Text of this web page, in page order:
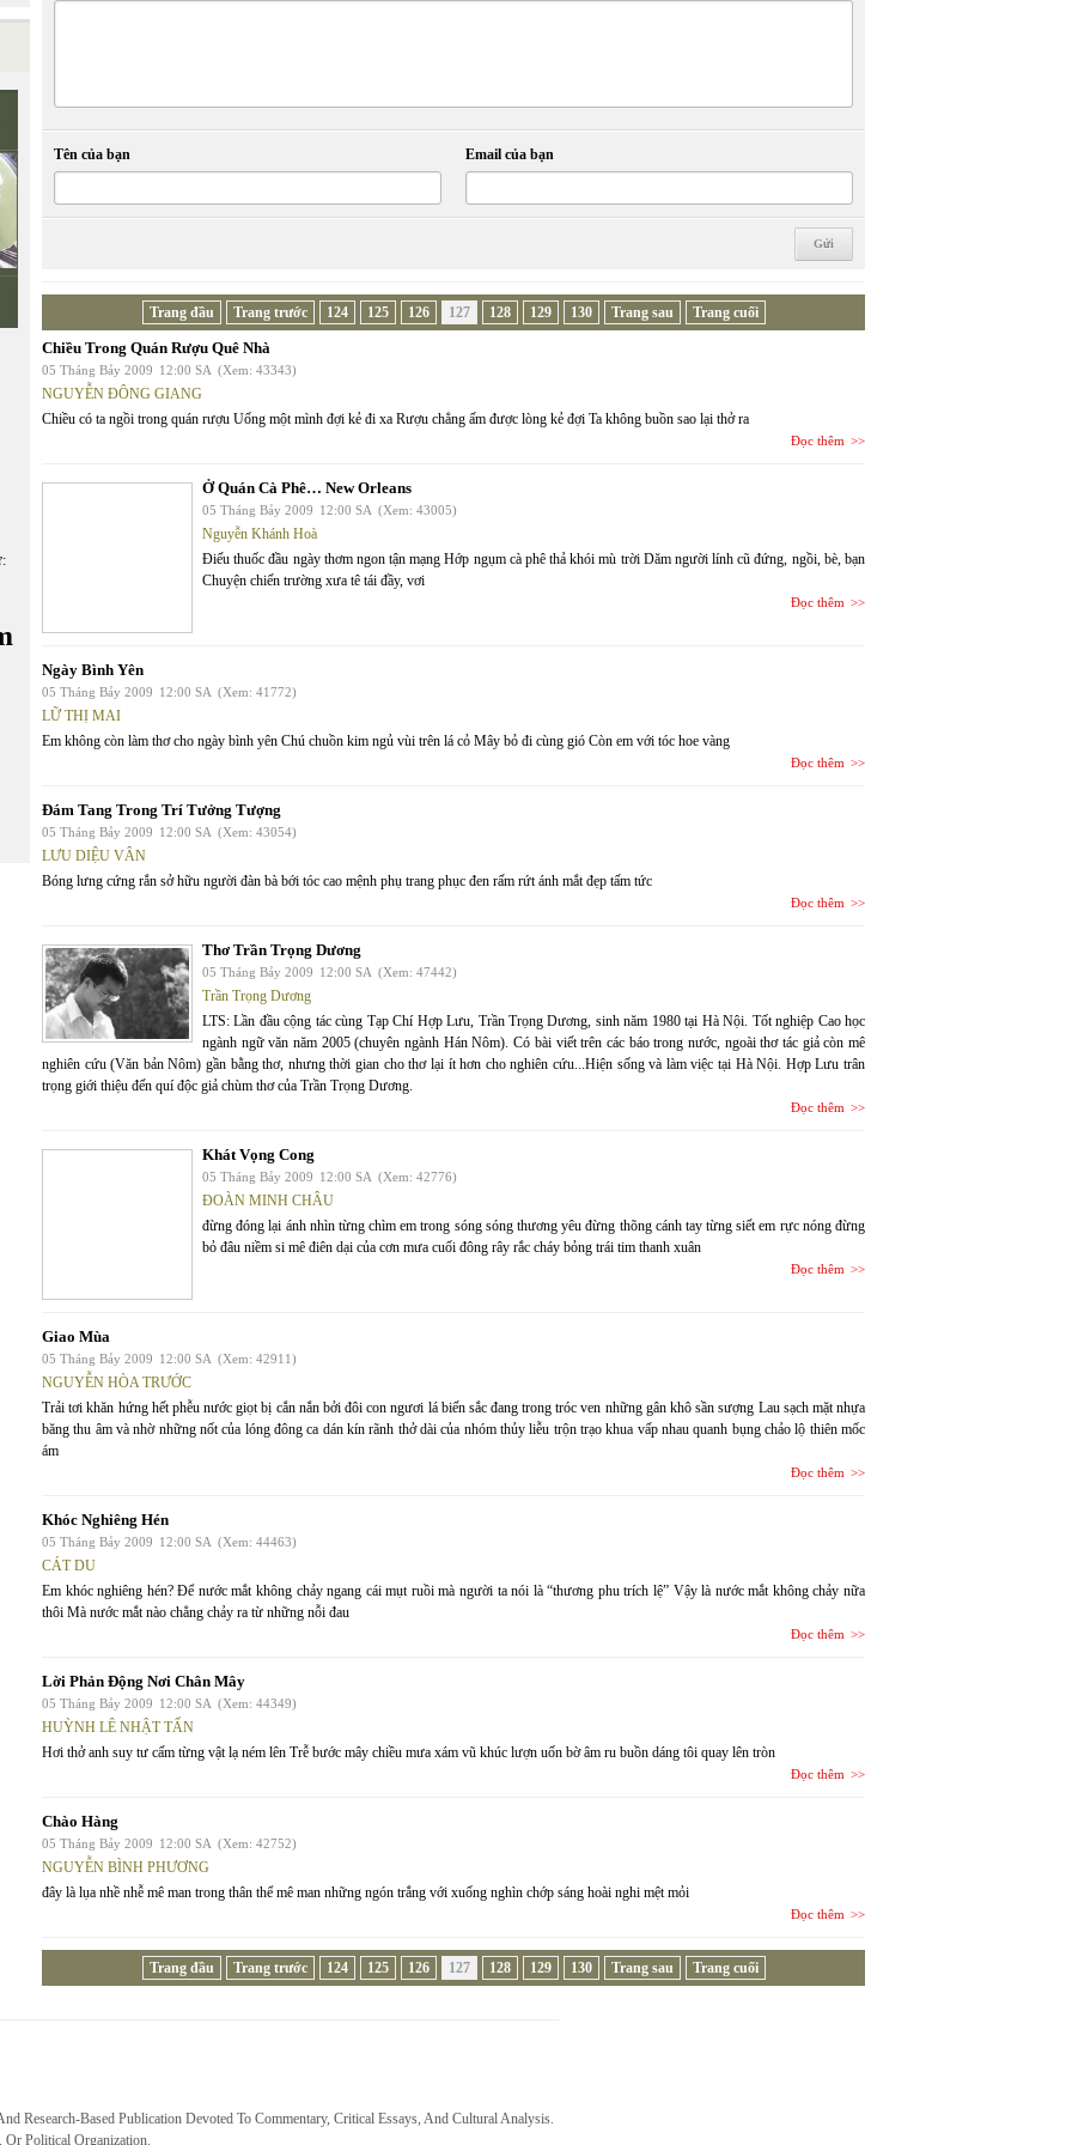
Tên của bạn Email của bạn
Trang đầu Trang trước 124 125 126 127 128 129 130 Trang sau Trang cuối
Chiều Trong Quán Rượu Quê Nhà
05 Tháng Bảy 2009 12:00 SA (Xem: 43343)
NGUYỄN ĐÔNG GIANG
Chiều có ta ngồi trong quán rượu Uống một mình đợi kẻ đi xa Rượu chẳng ấm được lòng kẻ đợi Ta không buồn sao lại thở ra
Đọc thêm
Ở Quán Cà Phê… New Orleans
05 Tháng Bảy 2009 12:00 SA (Xem: 43005)
Nguyễn Khánh Hoà
Điếu thuốc đầu ngày thơm ngon tận mạng Hớp ngụm cà phê thả khói mù trời Dăm người lính cũ đứng, ngồi, bè, bạn
Chuyện chiến trường xưa tê tái đầy, vơi
Đọc thêm
Ngày Bình Yên
05 Tháng Bảy 2009 12:00 SA (Xem: 41772)
LỮ THỊ MAI
Em không còn làm thơ cho ngày bình yên Chú chuồn kim ngủ vùi trên lá cỏ Mây bỏ đi cùng gió Còn em với tóc hoe vàng
Đọc thêm
Đám Tang Trong Trí Tưởng Tượng
05 Tháng Bảy 2009 12:00 SA (Xem: 43054)
LƯU DIỆU VÂN
Bóng lưng cứng rắn sở hữu người đàn bà bới tóc cao mệnh phụ trang phục đen rấm rứt ánh mắt đẹp tấm tức
Đọc thêm
Thơ Trần Trọng Dương
05 Tháng Bảy 2009 12:00 SA (Xem: 47442)
Trần Trọng Dương
LTS: Lần đầu cộng tác cùng Tạp Chí Hợp Lưu, Trần Trọng Dương, sinh năm 1980 tại Hà Nội. Tốt nghiệp Cao học
ngành ngữ văn năm 2005 (chuyên ngành Hán Nôm). Có bài viết trên các báo trong nước, ngoài thơ tác giả còn mê
nghiên cứu (Văn bản Nôm) gần bằng thơ, nhưng thời gian cho thơ lại ít hơn cho nghiên cứu...Hiện sống và làm việc tại Hà Nội. Hợp Lưu trân
trọng giới thiệu đến quí độc giả chùm thơ của Trần Trọng Dương.
Đọc thêm
Khát Vọng Cong
05 Tháng Bảy 2009 12:00 SA (Xem: 42776)
ĐOÀN MINH CHÂU
đừng đóng lại ánh nhìn từng chìm em trong sóng sóng thương yêu đừng thõng cánh tay từng siết em rực nóng đừng
bỏ đâu niềm si mê điên dại của cơn mưa cuối đông rây rắc cháy bỏng trái tim thanh xuân
Đọc thêm
Giao Mùa
05 Tháng Bảy 2009 12:00 SA (Xem: 42911)
NGUYỄN HÒA TRƯỚC
Trải tơi khăn hứng hết phễu nước giọt bị cắn nắn bởi đôi con ngươi lá biến sắc đang trong tróc ven những gân khô sần sượng Lau sạch mặt nhựa
băng thu âm và nhờ những nốt của lóng đông ca dán kín rãnh thở dài của nhóm thủy liễu trộn trạo khua vấp nhau quanh bụng chảo lộ thiên mốc
ám
Đọc thêm
Khóc Nghiêng Hén
05 Tháng Bảy 2009 12:00 SA (Xem: 44463)
CÁT DU
Em khóc nghiêng hén? Để nước mắt không chảy ngang cái mụt ruồi mà người ta nói là “thương phu trích lệ” Vậy là nước mắt không chảy nữa
thôi Mà nước mắt nào chẳng chảy ra từ những nỗi đau
Đọc thêm
Lời Phản Động Nơi Chân Mây
05 Tháng Bảy 2009 12:00 SA (Xem: 44349)
HUỲNH LÊ NHẬT TẤN
Hơi thở anh suy tư cấm từng vật lạ ném lên Trễ bước mây chiều mưa xám vũ khúc lượn uốn bờ âm ru buồn dáng tôi quay lên tròn
Đọc thêm
Chào Hàng
05 Tháng Bảy 2009 12:00 SA (Xem: 42752)
NGUYỄN BÌNH PHƯƠNG
đây là lụa nhề nhễ mê man trong thân thể mê man những ngón trắng với xuống nghìn chớp sáng hoài nghi mệt mỏi
Đọc thêm
Trang đầu Trang trước 124 125 126 127 128 129 130 Trang sau Trang cuối
Research-Based Publication Devoted To Commentary, Critical Essays, And Cultural Analysis.
Political Organization.